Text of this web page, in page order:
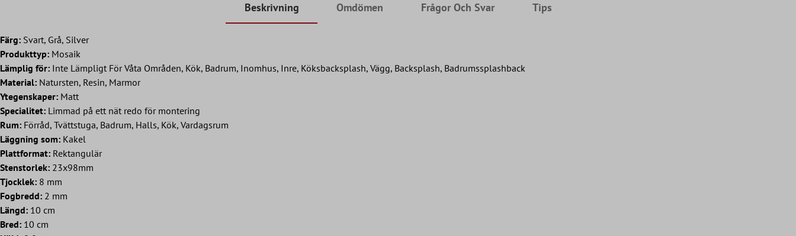
Beskrivning Omdömen Frågor Och Svar Tips
Färg: Svart, Grå, Silver
Produkttyp: Mosaik
Lämplig för: Inte Lämpligt För Våta Områden, Kök, Badrum, Inomhus, Inre, Köksbacksplash, Vägg, Backsplash, Badrumssplashback
Material: Natursten, Resin, Marmor
Ytegenskaper: Matt
Specialitet: Limmad på ett nät redo för montering
Rum: Förråd, Tvättstuga, Badrum, Halls, Kök, Vardagsrum
Läggning som: Kakel
Plattformat: Rektangulär
Stenstorlek: 23x98mm
Tjocklek: 8 mm
Fogbredd: 2 mm
Längd: 10 cm
Bred: 10 cm